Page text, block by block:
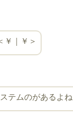
￥｜￥＞
テムのがあるよ